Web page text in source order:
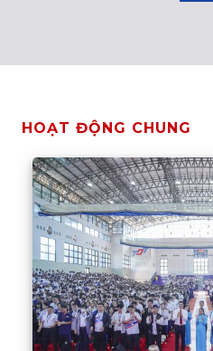
HOẠT ĐỘNG CHUNG